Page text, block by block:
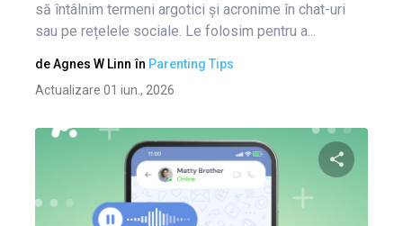
să întâlnim termeni argotici și acronime în chat-uri
sau pe rețelele sociale. Le folosim pentru a...
deAgnes W Linn în Parenting Tips
Actualizare 01 iun., 2026
Condividi